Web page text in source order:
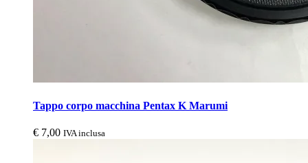
Tappo corpo macchina Pentax K Marumi
€ 7,00 IVA inclusa